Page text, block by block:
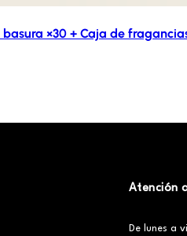
basura ×30 + Caja de
Atención
De lunes a